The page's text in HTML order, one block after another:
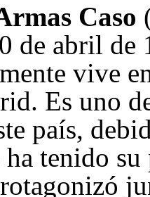
Caso
de abril de
vive
Es uno
país,
tenido